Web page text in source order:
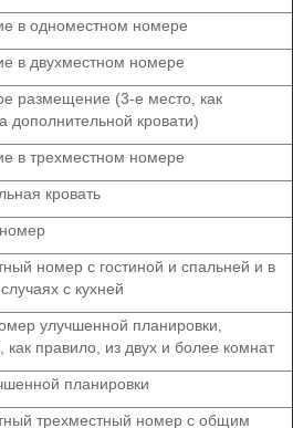
в одноместном номере
в двухместном номере
размещение (3-е место, как
дополнительной кровати)
в трехместном номере
кровать
номер с гостиной и спальней и в
с кухней
улучшенной планировки,
как правило, из двух и более комнат
планировки
трехместный номер с общим